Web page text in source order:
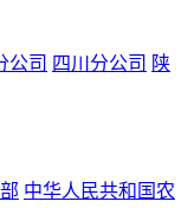
公司 四川分公司 陕
中华人民共和国农